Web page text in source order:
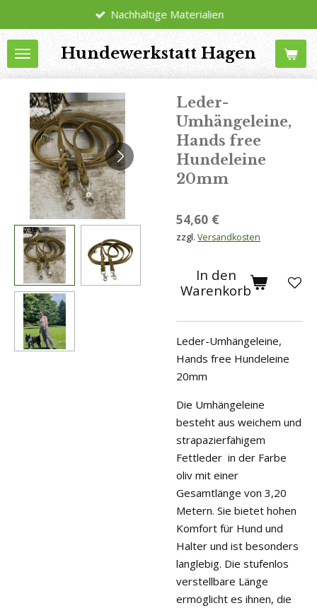
Hauptinhalt
springen
Hundewerkstatt Hagen
Nachhaltige Materialien
Leder-
Umhängeleine,
Hands free
Hundeleine
20mm
54,60 €
zzgl. Versandkosten
In den
Warenkorb
Leder-Umhängeleine,
Hands free Hundeleine
20mm
Die Umhängeleine
besteht aus weichem und
strapazierfähigem
Fettleder in der Farbe
oliv mit einer
Gesamtlänge von 3,20
Metern. Sie bietet hohen
Komfort für Hund und
Halter und ist besonders
langlebig. Die stufenlos
verstellbare Länge
ermöglicht es ihnen, die